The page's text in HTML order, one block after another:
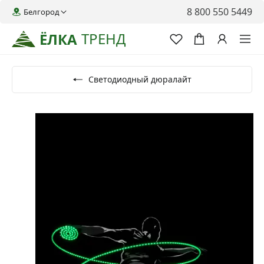
ЁЛКА ТРЕНД
Белгород 8 800 550 5449
Светодиодный дюралайт